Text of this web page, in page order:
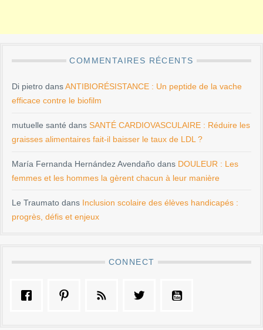
COMMENTAIRES RÉCENTS
Di pietro dansANTIBIORÉSISTANCE : Un peptide de la vache
efficace contre le biofilm
mutuelle santé dans SANTÉ CARDIOVASCULAIRE : Réduire les
graisses alimentaires fait-il baisser le taux de LDL ?
María Fernanda Hernández Avendaño dans DOULEUR : Les
femmes et les hommes la gèrent chacun à leur manière
Le Traumato dans Inclusion scolaire des élèves handicapés :
progrès, défis et enjeux
CONNECT